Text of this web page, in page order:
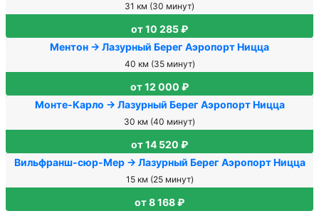
31 км (30 минут)
от 10 285 ₽
Ментон → Лазурный Берег Аэропорт Ницца
40 км (35 минут)
от 12 000 ₽
Монте-Карло → Лазурный Берег Аэропорт Ницца
30 км (40 минут)
от 14 520 ₽
Вильфранш-сюр-Мер → Лазурный Берег Аэропорт Ницца
15 км (25 минут)
от 8 168 ₽